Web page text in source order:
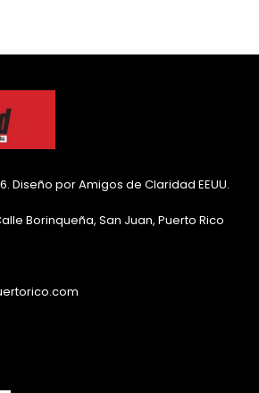
Diseño por Amigos de Claridad EEUU.
Borinqueña, San Juan, Puerto Rico